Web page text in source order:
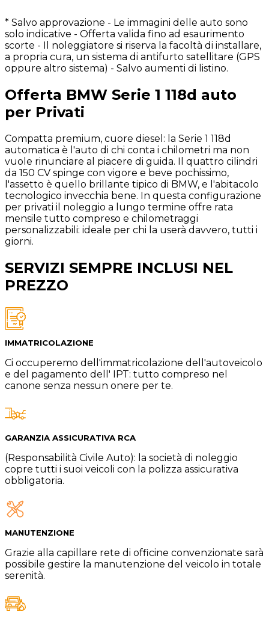
* Salvo approvazione - Le immagini delle auto sono
solo indicative - Offerta valida fino ad esaurimento
scorte - Il noleggiatore si riserva la facoltà di installare,
a propria cura, un sistema di antifurto satellitare (GPS
oppure altro sistema) - Salvo aumenti di listino.
Offerta BMW Serie 1 118d auto
per Privati
Compatta premium, cuore diesel: la Serie 1 118d
automatica è l'auto di chi conta i chilometri ma non
vuole rinunciare al piacere di guida. Il quattro cilindri
da 150 CV spinge con vigore e beve pochissimo,
l'assetto è quello brillante tipico di BMW, e l'abitacolo
tecnologico invecchia bene. In questa configurazione
per privati il noleggio a lungo termine offre rata
mensile tutto compreso e chilometraggi
personalizzabili: ideale per chi la userà davvero, tutti i
giorni.
SERVIZI SEMPRE INCLUSI NEL
PREZZO
IMMATRICOLAZIONE
Ci occuperemo dell'immatricolazione dell'autoveicolo
e del pagamento dell' IPT: tutto compreso nel
canone senza nessun onere per te.
GARANZIA ASSICURATIVA RCA
(Responsabilità Civile Auto): la società di noleggio
copre tutti i suoi veicoli con la polizza assicurativa
obbligatoria.
MANUTENZIONE
Grazie alla capillare rete di officine convenzionate sarà
possibile gestire la manutenzione del veicolo in totale
serenità.